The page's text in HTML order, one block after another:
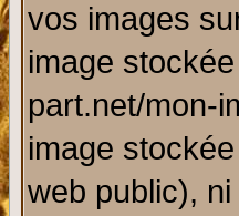
vos images
image
part.net/mon-
image
web public),